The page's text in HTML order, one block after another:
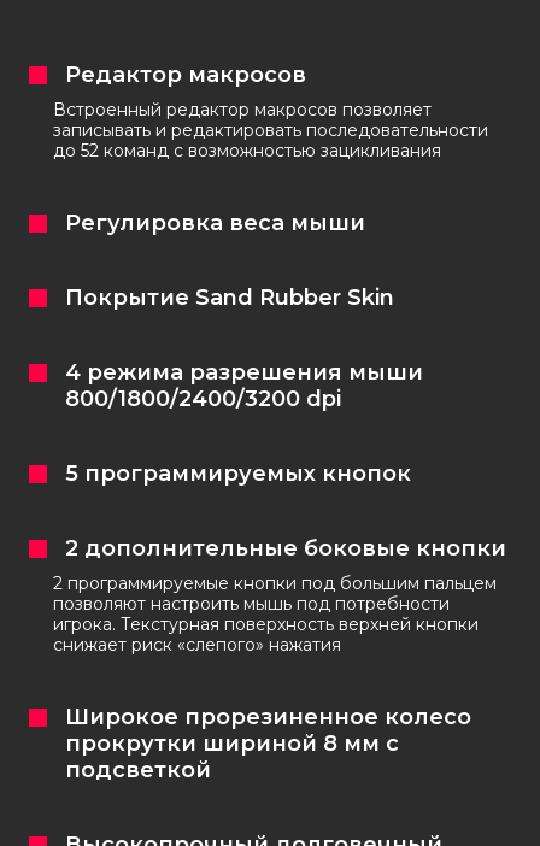
+7 (965) 247-25-35
Редактор макросов
Встроенный редактор макросов позволяет
записывать и редактировать последовательности
до 52 команд с возможностью зацикливания
Регулировка веса мыши
Покрытие Sand Rubber Skin
4 режима разрешения мыши
800/1800/2400/3200 dpi
5 программируемых кнопок
2 дополнительные боковые кнопки
2 программируемые кнопки под большим пальцем
позволяют настроить мышь под потребности
игрока. Текстурная поверхность верхней кнопки
снижает риск «слепого» нажатия
Широкое прорезиненное колесо
прокрутки шириной 8 мм с
подсветкой